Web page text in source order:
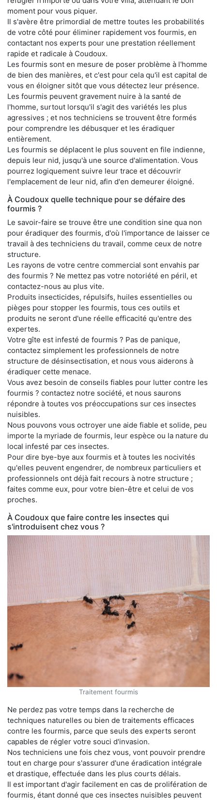
moment pour vous piquer.
Il s'avère être primordial de mettre toutes les probabilités
de votre côté pour éliminer rapidement vos fourmis, en
contactant nos experts pour une prestation réellement
rapide et radicale à Coudoux.
Les fourmis sont en mesure de poser problème à l'homme
de bien des manières, et c'est pour cela qu'il est capital de
vous en éloigner sitôt que vous détectez leur présence.
Les fourmis peuvent gravement nuire à la santé de
l'homme, surtout lorsqu'il s'agit des variétés les plus
agressives ; et nos techniciens se trouvent être formés
pour comprendre les débusquer et les éradiquer
entièrement.
Les fourmis se déplacent le plus souvent en file indienne,
depuis leur nid, jusqu'à une source d'alimentation. Vous
pourrez logiquement suivre leur trace et découvrir
l'emplacement de leur nid, afin d'en demeurer éloigné.
À Coudoux quelle technique pour se défaire des
fourmis ?
Le savoir-faire se trouve être une condition sine qua non
pour éradiquer des fourmis, d'où l'importance de laisser ce
travail à des techniciens du travail, comme ceux de notre
structure.
Les rayons de votre centre commercial sont envahis par
des fourmis ? Ne mettez pas votre notoriété en péril, et
contactez-nous au plus vite.
Produits insecticides, répulsifs, huiles essentielles ou
pièges pour stopper les fourmis, tous ces outils et
produits ne seront d'une réelle efficacité qu'entre des
expertes.
Votre gîte est infesté de fourmis ? Pas de panique,
contactez simplement les professionnels de notre
structure de désinsectisation, et nous vous aiderons à
éradiquer cette menace.
Vous avez besoin de conseils fiables pour lutter contre les
fourmis ? contactez notre société, et nous saurons
répondre à toutes vos préoccupations sur ces insectes
nuisibles.
Nous pouvons vous octroyer une aide fiable et solide, peu
importe la myriade de fourmis, leur espèce ou la nature du
local infesté par ces insectes.
Pour dire bye-bye aux fourmis et à toutes les nocivités
qu'elles peuvent engendrer, de nombreux particuliers et
professionnels ont déjà fait recours à notre structure ;
faites comme eux, pour votre bien-être et celui de vos
proches.
À Coudoux que faire contre les insectes qui
s'introduisent chez vous ?
Traitement fourmis
Ne perdez pas votre temps dans la recherche de
techniques naturelles ou bien de traitements efficaces
contre les fourmis, parce que seuls des experts seront
capables de régler votre souci d'invasion.
Nos techniciens une fois chez vous, vont pouvoir prendre
tout en charge pour s'assurer d'une éradication intégrale
et drastique, effectuée dans les plus courts délais.
Il est important d'agir facilement en cas de prolifération de
fourmis, étant donné que ces insectes nuisibles peuvent